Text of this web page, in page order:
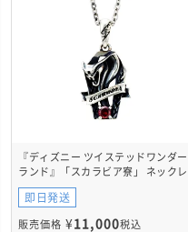
『ディズニー ツイステッドワンダー
ランド』「スカラビア寮」 ネックレ
ス シルバー DI710
即日発送
販売価格 ¥11,000税込